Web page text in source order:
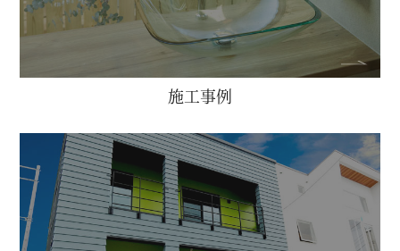
施工事例